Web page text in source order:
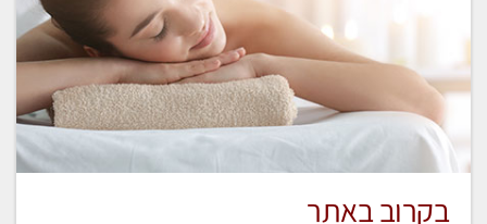
בקרוב באתר